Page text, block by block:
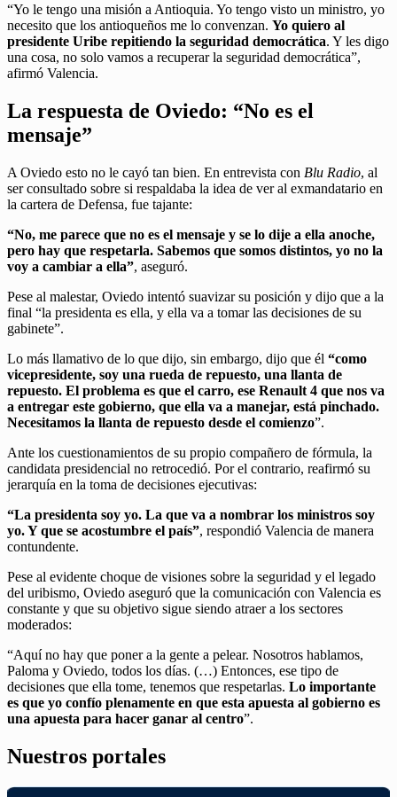
“Yo le tengo una misión a Antioquia. Yo tengo visto un ministro, yo
necesito que los antioqueños me lo convenzan. Yo quiero al
presidente Uribe repitiendo la seguridad democrática. Y les digo
una cosa, no solo vamos a recuperar la seguridad democrática”,
afirmó Valencia.
La respuesta de Oviedo: “No es el
mensaje”
A Oviedo esto no le cayó tan bien. En entrevista con Blu Radio, al
ser consultado sobre si respaldaba la idea de ver al exmandatario en
la cartera de Defensa, fue tajante:
“No, me parece que no es el mensaje y se lo dije a ella anoche,
pero hay que respetarla. Sabemos que somos distintos, yo no la
voy a cambiar a ella”, aseguró.
Pese al malestar, Oviedo intentó suavizar su posición y dijo que a la
final “la presidenta es ella, y ella va a tomar las decisiones de su
gabinete”.
Lo más llamativo de lo que dijo, sin embargo, dijo que él “como
vicepresidente, soy una rueda de repuesto, una llanta de
repuesto. El problema es que el carro, ese Renault 4 que nos va
a entregar este gobierno, que ella va a manejar, está pinchado.
Necesitamos la llanta de repuesto desde el comienzo”.
Ante los cuestionamientos de su propio compañero de fórmula, la
candidata presidencial no retrocedió. Por el contrario, reafirmó su
jerarquía en la toma de decisiones ejecutivas:
“La presidenta soy yo. La que va a nombrar los ministros soy
yo. Y que se acostumbre el país”, respondió Valencia de manera
contundente.
Pese al evidente choque de visiones sobre la seguridad y el legado
del uribismo, Oviedo aseguró que la comunicación con Valencia es
constante y que su objetivo sigue siendo atraer a los sectores
moderados:
“Aquí no hay que poner a la gente a pelear. Nosotros hablamos,
Paloma y Oviedo, todos los días. (…) Entonces, ese tipo de
decisiones que ella tome, tenemos que respetarlas. Lo importante
es que yo confío plenamente en que esta apuesta al gobierno es
una apuesta para hacer ganar al centro”.
Nuestros portales